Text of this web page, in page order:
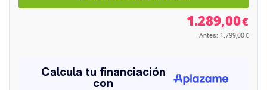
1.289,00€
Antes: 1.799,00 €